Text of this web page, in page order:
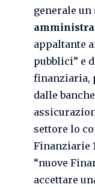
generale un
appaltante
pubblici” e
finanziaria,
dalle
settore lo
Finanziarie
“nuove
accettare